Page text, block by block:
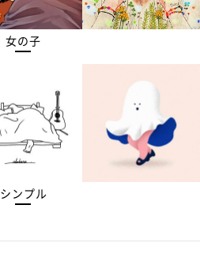
女の子
シンプル